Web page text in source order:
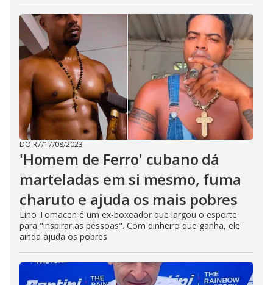
DO R7/17/08/2023
'Homem de Ferro' cubano dá
marteladas em si mesmo, fuma
charuto e ajuda os mais pobres
Lino Tomacen é um ex-boxeador que largou o esporte
para "inspirar as pessoas". Com dinheiro que ganha, ele
ainda ajuda os pobres